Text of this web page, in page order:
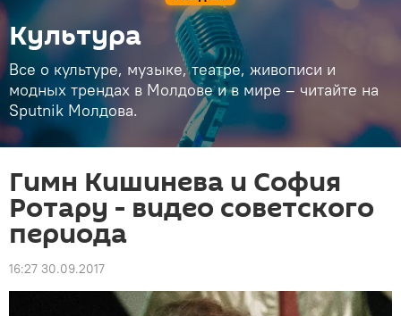
Культура
Все о культуре, музыке, театре, живописи и
модных трендах в Молдове и в мире – читайте на
Sputnik Молдова.
Гимн Кишинева и София
Ротару - видео советского
периода
16:27 30.09.2017